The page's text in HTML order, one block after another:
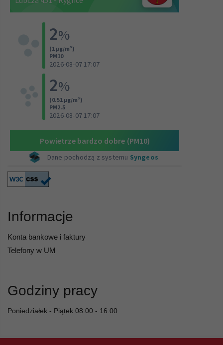
Informacje
Konta bankowe i faktury
Telefony w UM
Godziny pracy
Poniedziałek - Piątek 08:00 - 16:00